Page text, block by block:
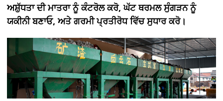
ਅਸ਼ੁੱਧਤਾ ਦੀ ਮਾਤਰਾ ਨੂੰ ਕੰਟਰੋਲ ਕਰੋ, ਘੱਟ ਥਰਮਲ ਸੁੰਗੜਨ ਨੂੰ
ਯਕੀਨੀ ਬਣਾਓ, ਅਤੇ ਗਰਮੀ ਪ੍ਰਤੀਰੋਧ ਵਿੱਚ ਸੁਧਾਰ ਕਰੋ।